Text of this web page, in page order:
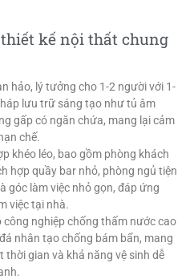
kế nội thất chung
hảo, lý tưởng cho 1-2 người với 1-
lưu trữ sáng tạo như tủ âm
gấp có ngăn chứa, mang lại cảm
chế.
khéo léo, bao gồm phòng khách
hợp quầy bar nhỏ, phòng ngủ tiện
góc làm việc nhỏ gọn, đáp ứng
việc tại nhà.
nghiệp chống thấm nước cao
nhân tạo chống bám bẩn, mang
thời gian và khả năng vệ sinh dễ